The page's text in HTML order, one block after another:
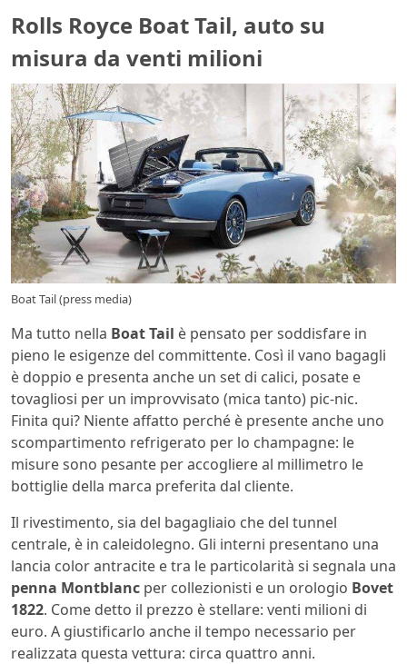
Rolls Royce Boat Tail, auto su
misura da venti milioni
Boat Tail (press media)
Ma tutto nella Boat Tail è pensato per soddisfare in
pieno le esigenze del committente. Così il vano bagagli
è doppio e presenta anche un set di calici, posate e
tovagliosi per un improvvisato (mica tanto) pic-nic.
Finita qui? Niente affatto perché è presente anche uno
scompartimento refrigerato per lo champagne: le
misure sono pesante per accogliere al millimetro le
bottiglie della marca preferita dal cliente.
Il rivestimento, sia del bagagliaio che del tunnel
centrale, è in caleidolegno. Gli interni presentano una
lancia color antracite e tra le particolarità si segnala una
penna Montblanc per collezionisti e un orologio Bovet
1822. Come detto il prezzo è stellare: venti milioni di
euro. A giustificarlo anche il tempo necessario per
realizzata questa vettura: circa quattro anni.